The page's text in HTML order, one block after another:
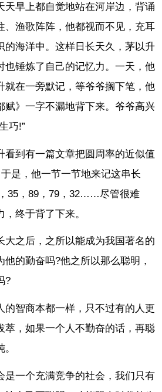
天早上都自觉地站在河岸边，背诵
、渔歌阵阵，他都视而不见，充耳
的海洋中。这样日长天久，茅以升
也锤炼了自己的记忆力。一天，他
就在一旁默记，等爷爷搁下笔，他
赋》一字不漏地背下来。爷爷高兴
巧!”
看到有一篇文章把圆周率的近似值
是，他一节一节地来记这串长
35，89，79，32……尽管很难
终于背了下来。
大之后，之所以能成为我国著名的
的勤奋吗?他之所以那么聪明，
?
的智商本都一样，只不过有的人更
萃，如果一个人不勤奋的话，再聪
是一个充满竞争的社会，我们只有